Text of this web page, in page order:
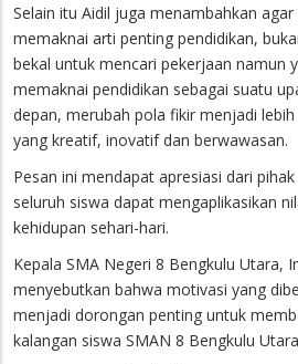
Selain itu Aidil juga menambahkan
memaknai arti penting pendidikan,
bekal untuk mencari pekerjaan namun
memaknai pendidikan sebagai suatu
depan, merubah pola fikir menjadi
yang kreatif, inovatif dan berwawasan.
Pesan ini mendapat apresiasi dari
seluruh siswa dapat mengaplikasikan
kehidupan sehari-hari.
Kepala SMA Negeri 8 Bengkulu Utara,
menyebutkan bahwa motivasi yang
menjadi dorongan penting untuk
kalangan siswa SMAN 8 Bengkulu